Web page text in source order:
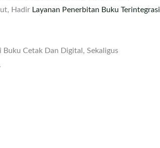
Hadir Layanan Penerbitan Buku Terintegrasi
Buku Cetak Dan Digital, Sekaligus